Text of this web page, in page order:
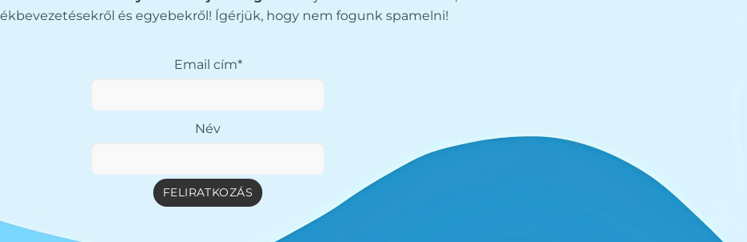
és egyebekről! Ígérjük, hogy nem fogunk spamelni!
Email cím*
Név